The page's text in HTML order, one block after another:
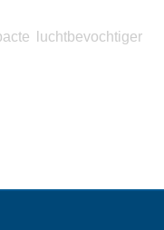
luchtbevochtiger